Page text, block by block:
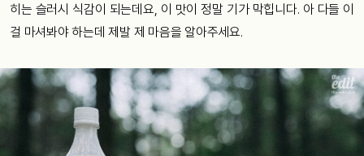
히는 슬러시 식감이 되는데요, 이 맛이 정말 기가 막힙니다. 아 다들 이
걸 마셔봐야 하는데 제발 제 마음을 알아주세요.